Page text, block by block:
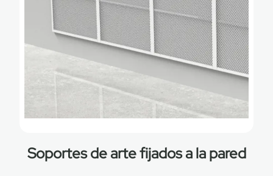
Soportes de arte fijados a la pared